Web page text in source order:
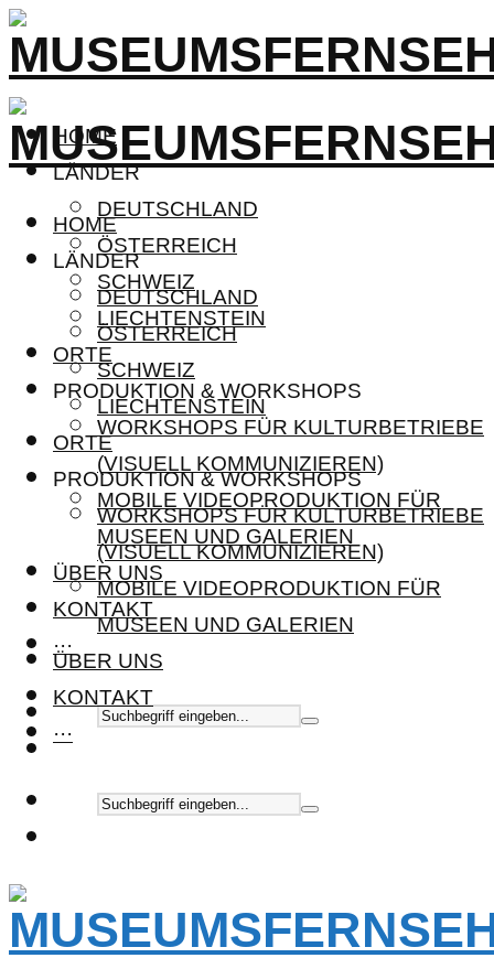
HOME
LÄNDER
DEUTSCHLAND
ÖSTERREICH
SCHWEIZ
LIECHTENSTEIN
ORTE
PRODUKTION & WORKSHOPS
WORKSHOPS FÜR KULTURBETRIEBE
(VISUELL KOMMUNIZIEREN)
MOBILE VIDEOPRODUKTION FÜR
MUSEEN UND GALERIEN
ÜBER UNS
KONTAKT
···
HOME
LÄNDER
DEUTSCHLAND
ÖSTERREICH
SCHWEIZ
LIECHTENSTEIN
ORTE
PRODUKTION & WORKSHOPS
WORKSHOPS FÜR KULTURBETRIEBE
(VISUELL KOMMUNIZIEREN)
MOBILE VIDEOPRODUKTION FÜR
MUSEEN UND GALERIEN
ÜBER UNS
KONTAKT
···